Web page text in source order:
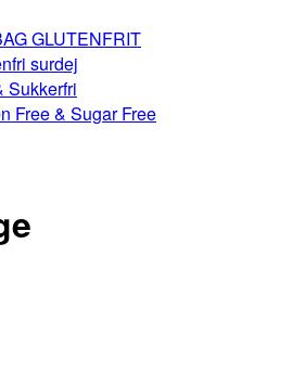
GLUTENFRIT
surdej
Sukkerfri
Free & Sugar Free